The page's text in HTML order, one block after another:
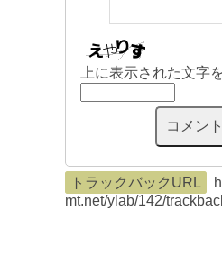
上に表示された文字
トラックバックURL
mt.net/ylab/142/